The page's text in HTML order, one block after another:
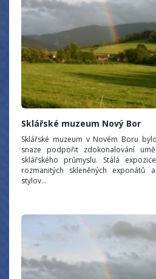
Sklářské muzeum Nový Bor
Sklářské muzeum v Novém Boru
snaze podpořit zdokonalování
sklářského průmyslu. Stálá
rozmanitých skleněných exponátů
stylov...